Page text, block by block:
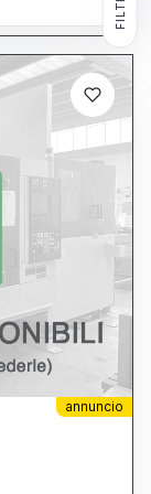
annuncio
FILTRI